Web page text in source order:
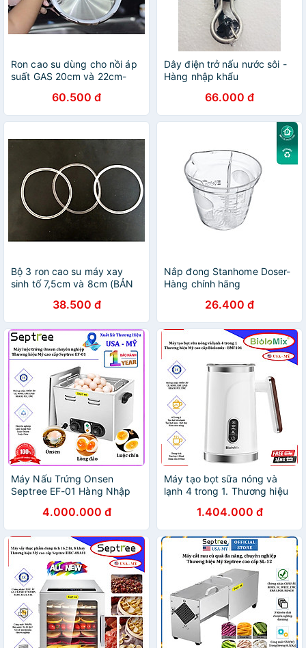
Ron cao su dùng cho nồi áp
suất GAS 20cm và 22cm-
60.500 đ
Dây điện trở nấu nước sôi -
Hàng nhập khẩu
66.000 đ
Bộ 3 ron cao su máy xay
sinh tố 7,5cm và 8cm (BẢN
38.500 đ
Nắp đong Stanhome Doser-
Hàng chính hãng
26.400 đ
Máy Nấu Trứng Onsen
Septree EF-01 Hàng Nhập
Chính Xác, Hoạt Động Ổn
Định
4.000.000 đ
Máy tạo bọt sữa nóng và
lạnh 4 trong 1. Thương hiệu
BMF101. Hàng nhập khẩu
1.404.000 đ